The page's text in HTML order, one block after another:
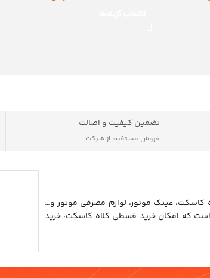
تضمین کیفیت و اصالت
فروش مستقیم از شرکت
عینک موتور، لوازم مصرفی موتور و…
که امکان خرید قسطی کلاه کاسکت، خرید